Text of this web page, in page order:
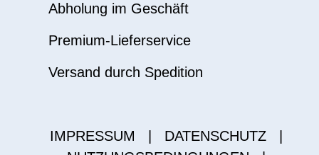
Abholung im Geschäft
Premium-Lieferservice
Versand durch Spedition
IMPRESSUM DATENSCHUTZ